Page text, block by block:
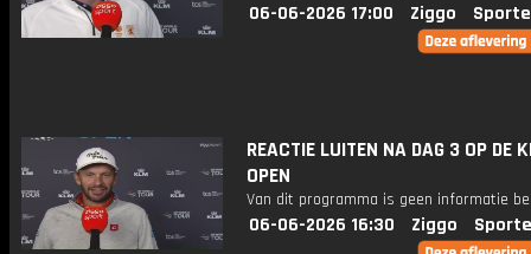
06-06-2026 17:00 Ziggo
REACTIE LUITEN NA DAG 3 OP DE
OPEN
Van dit programma is geen informatie
06-06-2026 16:30 Ziggo